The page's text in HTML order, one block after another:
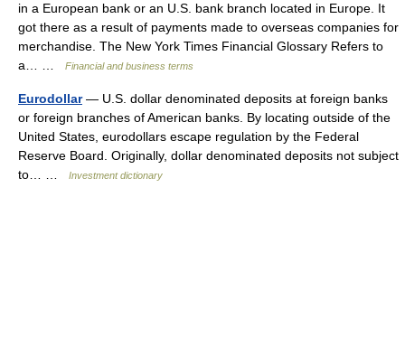
in a European bank or an U.S. bank branch located in Europe. It
got there as a result of payments made to overseas companies for
merchandise. The New York Times Financial Glossary Refers to
a… …
Financial and business terms
Eurodollar— U.S. dollar denominated deposits at foreign banks
or foreign branches of American banks. By locating outside of the
United States, eurodollars escape regulation by the Federal
Reserve Board. Originally, dollar denominated deposits not subject
to… …
Investment dictionary